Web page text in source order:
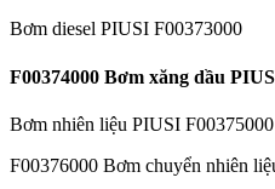
Bơm diesel PIUSI F00373000
F00374000 Bơm xăng dầu
Bơm nhiên liệu PIUSI F00375000
F00376000 Bơm chuyển nhiên